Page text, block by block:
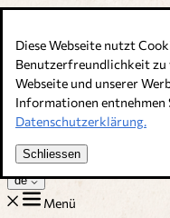
Diese Webseite nutzt
Benutzerfreundlichkeit zu
Webseite und unserer
Informationen entnehmen
Datenschutzerklärung.
Schliessen
Bouillons, Gewürze &
Kundenservice
Rezepte
Tipps
Über uns
Jobs
de
Menü